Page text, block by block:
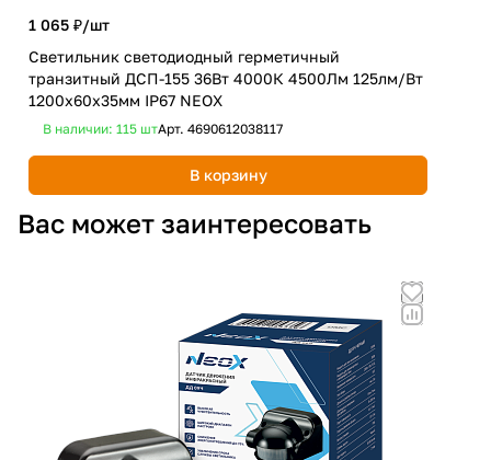
1 065 ₽/шт
Светильник светодиодный герметичный
транзитный ДСП-155 36Вт 4000К 4500Лм 125лм/Вт
1200х60х35мм IP67 NEOX
В наличии: 115 штАрт. 4690612038117
В корзину
Вас может заинтересовать